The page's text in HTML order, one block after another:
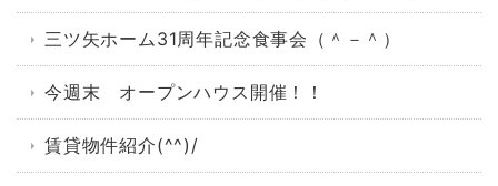
三ツ矢ホーム31周年記念食事会（＾－＾）
今週末 オープンハウス開催！！
賃貸物件紹介(^^)/